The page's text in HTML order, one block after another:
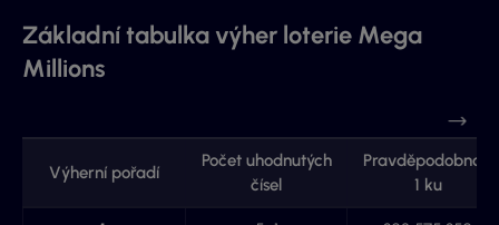
Základní tabulka výher loterie Mega
Millions
Výherní pořadí
Počet uhodnutých
čísel
Pravděpodobnost
1 ku